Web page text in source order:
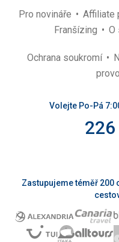
Pro novináře Affiliate
Franšízing
O
Ochrana soukromí
Volejte Po-Pá
Zastupujeme téměř 200